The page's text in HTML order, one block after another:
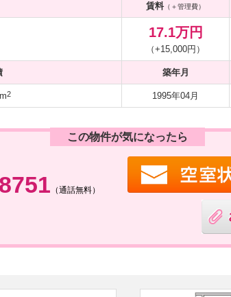
賃料（＋管理費）
17.1万円
（+15,000円）
築年月
2 1995年04月
この物件が気になったら
（通話無料）